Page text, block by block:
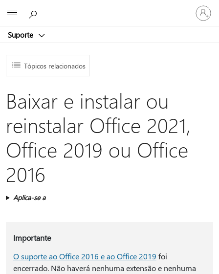
Suporte
Entre
em
sua
Tópicos relacionados
Baixar e instalar ou
reinstalar Office 2021,
Office 2019 ou Office
2016
Aplica-se a
Importante
O suporte ao Office 2016 e ao Office 2019 foi
encerrado. Não haverá nenhuma extensão e nenhuma